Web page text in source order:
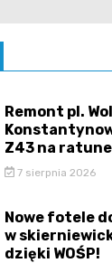
Remont pl.
Z43 na
7 sierpnia 2026
Nowe fotele
w
dzięki WOŚP!